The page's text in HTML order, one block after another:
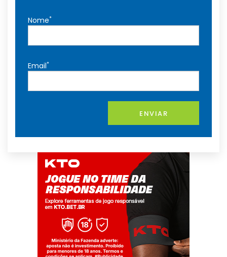
Nome*
Email*
ENVIAR